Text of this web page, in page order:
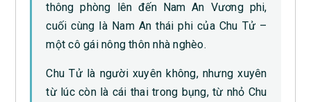
thông phòng lên đến Nam An Vương phi,
cuối cùng là Nam An thái phi của Chu Tử –
một cô gái nông thôn nhà nghèo.
Chu Tử là người xuyên không, nhưng xuyên
từ lúc còn là cái thai trong bụng, từ nhỏ Chu